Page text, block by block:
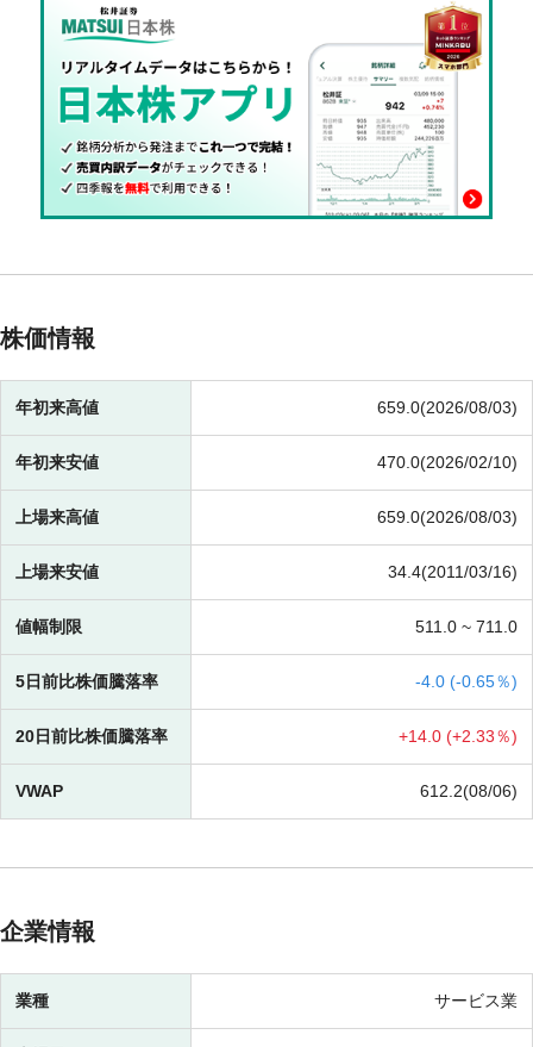
株価情報
年初来高値 659.0(2026/08/03)
年初来安値 470.0(2026/02/10)
上場来高値 659.0(2026/08/03)
上場来安値 34.4(2011/03/16)
値幅制限 511.0 ~ 711.0
5日前比株価騰落率 -4.0 (-0.65％)
20日前比株価騰落率 +14.0 (+2.33％)
VWAP 612.2(08/06)
企業情報
業種 サービス業